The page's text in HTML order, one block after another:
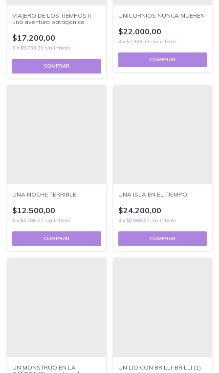
VIAJERO DE LOS TIEMPOS II
una aventura patagonica
$17.200,00
3 x $5.733,33 sin interés
UNICORNIOS NUNCA MUEREN
$22.000,00
3 x $7.333,33 sin interés
UNA NOCHE TERRIBLE
$12.500,00
3 x $4.166,67 sin interés
UNA ISLA EN EL TIEMPO
$24.200,00
3 x $8.066,67 sin interés
UN MONSTRUO EN LA
UN LIO CON BRILLI-BRILLI (1)